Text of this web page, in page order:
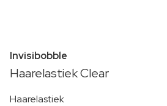
Invisibobble
Haarelastiek Clear
Haarelastiek